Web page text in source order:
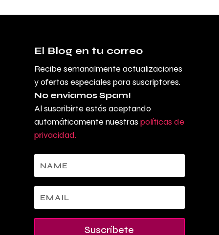
El Blog en tu correo
Recibe semanalmente actualizaciones
y ofertas especiales para suscriptores.
No enviamos Spam!
Al suscribirte estás aceptando
automáticamente nuestras políticas de
privacidad.
Suscríbete